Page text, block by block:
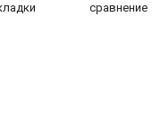
сравнение